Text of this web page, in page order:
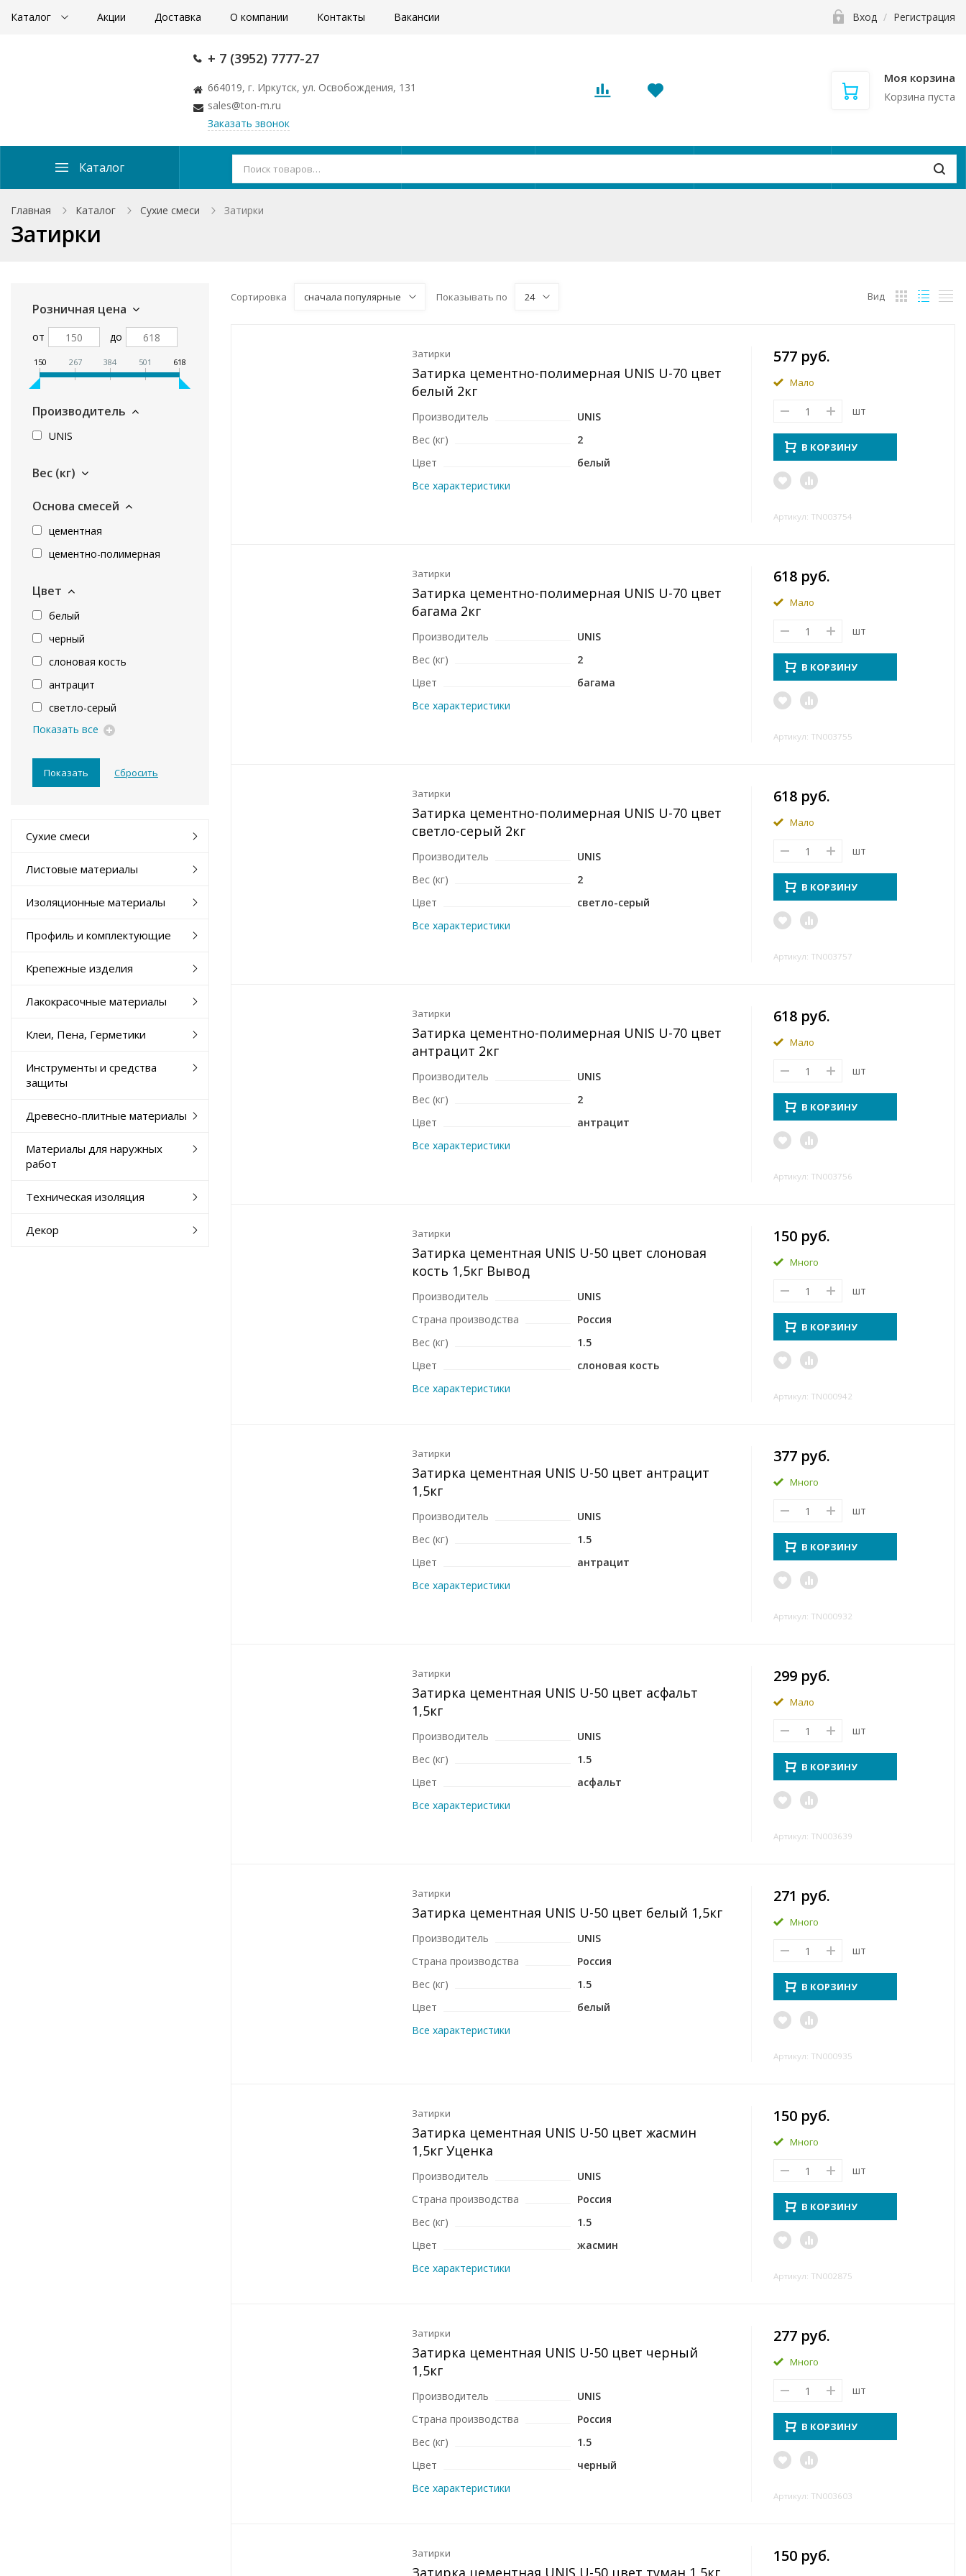
Каталог Акции Доставка О компании Контакты Вакансии Вход / Регистрация
+ 7 (3952) 7777-27
664019, г. Иркутск, ул. Освобождения, 131
sales@ton-m.ru
Заказать звонок
Моя корзина
Корзина пуста
Каталог
Главная Каталог Сухие смеси Затирки
Затирки
Розничная цена
от до
150 267 384 501 618
Производитель
UNIS
Вес (кг)
Основа смесей
цементная
цементно-полимерная
Цвет
белый
черный
слоновая кость
антрацит
светло-серый
Показать все
Сухие смеси
Листовые материалы
Изоляционные материалы
Профиль и комплектующие
Крепежные изделия
Лакокрасочные материалы
Клеи, Пена, Герметики
Инструменты и средства
защиты
Древесно-плитные материалы
Материалы для наружных
работ
Техническая изоляция
Декор
Сортировка сначала популярные Показывать по 24 Вид
Затирки
Затирка цементно-полимерная UNIS U-70 цвет
белый 2кг
Производитель
UNIS
Вес (кг)
2
Цвет
белый
Все характеристики
577 руб.
Мало
шт
В КОРЗИНУ
Артикул: TN003754
Затирки
Затирка цементно-полимерная UNIS U-70 цвет
багама 2кг
Производитель
UNIS
Вес (кг)
2
Цвет
багама
Все характеристики
618 руб.
Мало
шт
В КОРЗИНУ
Артикул: TN003755
Затирки
Затирка цементно-полимерная UNIS U-70 цвет
светло-серый 2кг
Производитель
UNIS
Вес (кг)
2
Цвет
светло-серый
Все характеристики
618 руб.
Мало
шт
В КОРЗИНУ
Артикул: TN003757
Затирки
Затирка цементно-полимерная UNIS U-70 цвет
антрацит 2кг
Производитель
UNIS
Вес (кг)
2
Цвет
антрацит
Все характеристики
618 руб.
Мало
шт
В КОРЗИНУ
Артикул: TN003756
Затирки
Затирка цементная UNIS U-50 цвет слоновая
кость 1,5кг Вывод
Производитель
UNIS
Страна производства
Россия
Вес (кг)
1.5
Цвет
слоновая кость
Все характеристики
150 руб.
Много
шт
В КОРЗИНУ
Артикул: TN000942
Затирки
Затирка цементная UNIS U-50 цвет антрацит
1,5кг
Производитель
UNIS
Вес (кг)
1.5
Цвет
антрацит
Все характеристики
377 руб.
Много
шт
В КОРЗИНУ
Артикул: TN000932
Затирки
Затирка цементная UNIS U-50 цвет асфальт
1,5кг
Производитель
UNIS
Вес (кг)
1.5
Цвет
асфальт
Все характеристики
299 руб.
Мало
шт
В КОРЗИНУ
Артикул: TN003639
Затирки
Затирка цементная UNIS U-50 цвет белый 1,5кг
Производитель
UNIS
Страна производства
Россия
Вес (кг)
1.5
Цвет
белый
Все характеристики
271 руб.
Много
шт
В КОРЗИНУ
Артикул: TN000935
Затирки
Затирка цементная UNIS U-50 цвет жасмин
1,5кг Уценка
Производитель
UNIS
Страна производства
Россия
Вес (кг)
1.5
Цвет
жасмин
Все характеристики
150 руб.
Много
шт
В КОРЗИНУ
Артикул: TN002875
Затирки
Затирка цементная UNIS U-50 цвет черный
1,5кг
Производитель
UNIS
Страна производства
Россия
Вес (кг)
1.5
Цвет
черный
Все характеристики
277 руб.
Много
шт
В КОРЗИНУ
Артикул: TN003603
Затирки
Затирка цементная UNIS U-50 цвет туман 1,5кг
150 руб.